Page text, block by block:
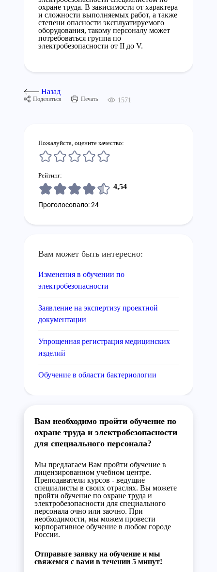
охране труда. В зависимости от характера
и сложности выполняемых работ, а также
степени опасности эксплуатируемого
оборудования, такому персоналу может
потребоваться группа по
электробезопасности от II до V.
Назад
Поделиться Печать 1571
Пожалуйста, оцените качество:
Рейтинг:
4,54
Проголосовало: 24
Вам может быть интересно:
Изменения в обучении по
электробезопасности
Заявление на экспертизу проектной
документации
Упрощенная регистрация медицинских
изделий
Обучение в области бактериологии
Вам необходимо пройти обучение по
охране труда и электробезопасности
для специального персонала?
Мы предлагаем Вам пройти обучение в
лицензированном учебном центре.
Преподаватели курсов - ведущие
специалисты в своих отраслях. Вы можете
пройти обучение по охране труда и
электробезопасности для специального
персонала очно или заочно. При
необходимости, мы можем провести
корпоративное обучение в любом городе
России.
Отправьте заявку на обучение и мы
свяжемся с вами в течении 5 минут!